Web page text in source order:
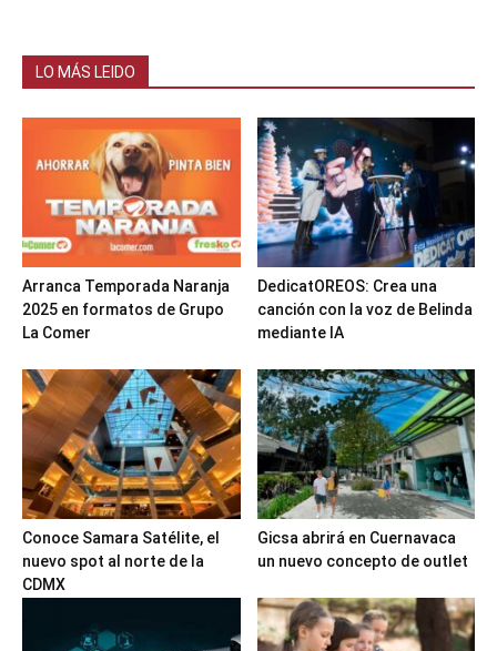
LO MÁS LEIDO
Arranca Temporada Naranja
2025 en formatos de Grupo
La Comer
DedicatOREOS: Crea una
canción con la voz de Belinda
mediante IA
Conoce Samara Satélite, el
nuevo spot al norte de la
CDMX
Gicsa abrirá en Cuernavaca
un nuevo concepto de outlet